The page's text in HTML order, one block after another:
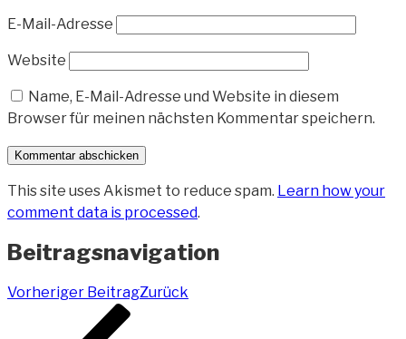
E-Mail-Adresse
Website
Name, E-Mail-Adresse und Website in diesem
Browser für meinen nächsten Kommentar speichern.
This site uses Akismet to reduce spam. Learn how your
comment data is processed.
Beitragsnavigation
Vorheriger BeitragZurück